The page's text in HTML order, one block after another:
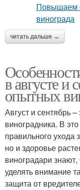
читать дальше →
в августе и
опытных
Август и сентябрь
виноградника. В
правильного ухода
но и здоровье
виноградари
уделять внимание
защита от